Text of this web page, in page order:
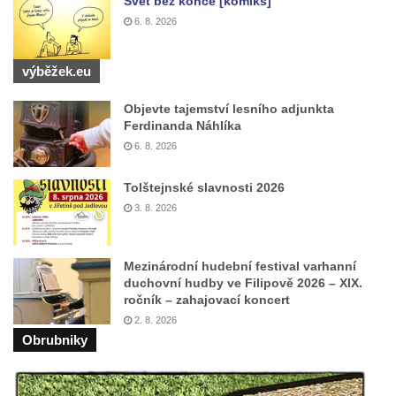
náměstí v Českých Budějovicích
Sousoší Humanoidi na Lannově třídě v
Českých Budějovicích
Na Sadech v Českých Budějovicích
Pomník Přemysla Otakara II. v parku Na
Sadech v Českých Budějovicích
Socha Mateřství v parku Na Sadech v
Českých Budějovicích
Památník Otokara Mokrého v parku Na
Sadech v Českých Budějovicích
Poslední dochovaný tramvajový sloup na
Pražské třídě v Českých Budějovicích
Socha Civilizovaní na Husově třídě v
Socha svatého Jana Nepomuckého Na
6. 8. 2026
výběžek.eu
Objevte tajemství lesního adjunkta
Ferdinanda Náhlíka
6. 8. 2026
Tolštejnské slavnosti 2026
3. 8. 2026
Mezinárodní hudební festival varhanní
duchovní hudby ve Filipově 2026 – XIX.
ročník – zahajovací koncert
2. 8. 2026
Obrubniky